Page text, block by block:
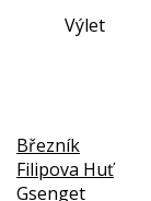
Akční nabídky
Kontakty
Výlet
Březník
Filipova Huť
Gsenget